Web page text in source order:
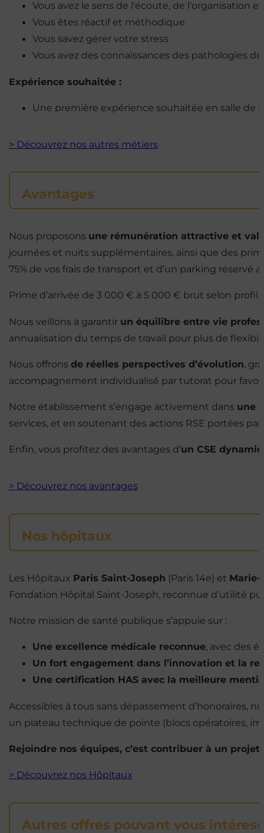
Vous avez le sens de l'écoute, de l'organisation
Vous êtes réactif et méthodique
Vous savez gérer votre stress
Vous avez des connaissances des pathologies
Expérience souhaitée :
Une première expérience souhaitée en salle de
> Découvrez nos autres métiers
Avantages
Nous proposons une rémunération attractive et
journées et nuits supplémentaires, ainsi que des
75% de vos frais de transport et d’un parking réservé
Prime d’arrivée de 3 000 € à 5 000 € brut selon
Nous veillons à garantir un équilibre entre vie
annualisation du temps de travail pour plus de
Nous offrons de réelles perspectives d’évolution,
accompagnement individualisé par tutorat pour
Notre établissement s’engage activement dans une
services, et en soutenant des actions RSE portées
Enfin, vous profitez des avantages d’un CSE
> Découvrez nos avantages
Nos hôpitaux
Les Hôpitaux Paris Saint-Joseph (Paris 14e) et
Fondation Hôpital Saint-Joseph, reconnue d’utilité
Notre mission de santé publique s’appuie sur :
Une excellence médicale reconnue, avec des
Un fort engagement dans l’innovation et la
Une certification HAS avec la meilleure
Accessibles à tous sans dépassement d’honoraires,
un plateau technique de pointe (blocs opératoires,
Rejoindre nos équipes, c’est contribuer à un
> Découvrez nos Hôpitaux
Autres offres pouvant vous